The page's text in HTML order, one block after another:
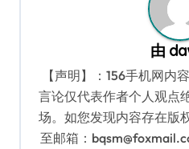
由
【声明】：156手机网内
言论仅代表作者个人观点
场。如您发现内容存在版
至邮箱：